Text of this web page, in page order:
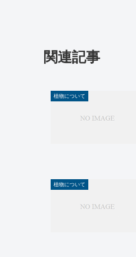
関連記事
植物について
植物について